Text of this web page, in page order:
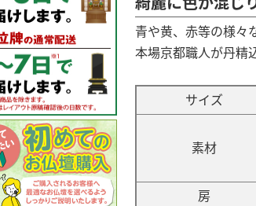
青や黄、赤等の様々
本場京都職人が丹精
サイズ
素材
房